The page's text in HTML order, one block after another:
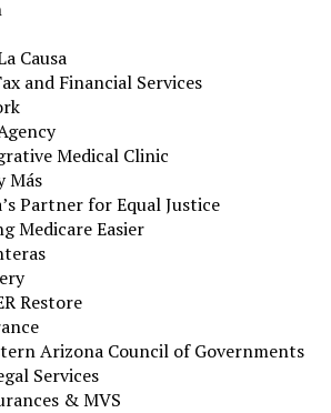
Causa
and Financial Services
Medical Clinic
Más
Partner for Equal Justice
Medicare Easier
Restore
Arizona Council of Governments
Services
& MVS